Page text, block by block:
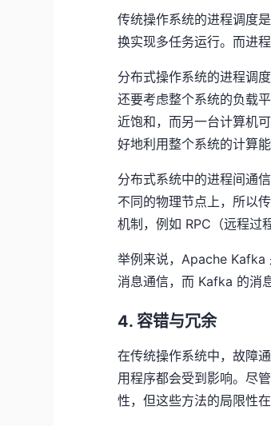
传统操作系统的进程调度
换实现多任务运行。而进
分布式操作系统的进程调
还要考虑整个系统的负载
近饱和，而另一台计算机
好地利用整个系统的计算能
分布式系统中的进程间通
不同的物理节点上，所以
机制，例如 RPC（远程过
举例来说，Apache Kafka
消息通信，而 Kafka 的消
4. 容错与冗余
在传统操作系统中，故障
用程序都会受到影响。尽
性，但这些方法的局限性